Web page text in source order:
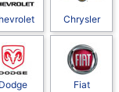
Chrysler
Dodge Fiat